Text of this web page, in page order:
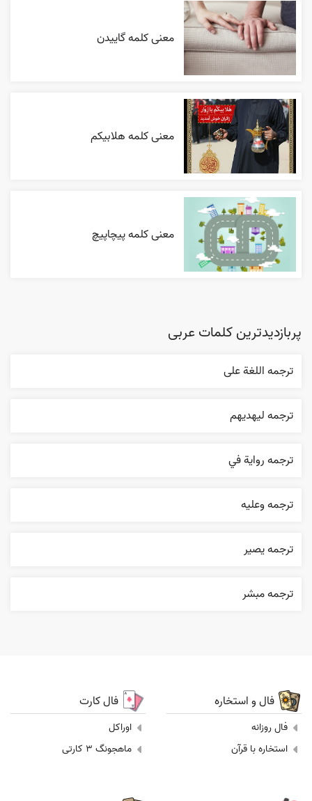
معنی کلمه گاییدن
معنی کلمه هلابیکم
معنی کلمه پیچاپیچ
پربازدیدترین کلمات عربی
ترجمه اللغة علی
ترجمه ليهديهم
ترجمه روایة في
ترجمه وعليه
ترجمه یصیر
ترجمه مبشر
فال و استخاره
فال روزانه
استخاره با قرآن
فال کارت
اوراکل
ماهجونگ 3 کارتی